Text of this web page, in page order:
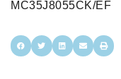
MC35J8055CK/EF